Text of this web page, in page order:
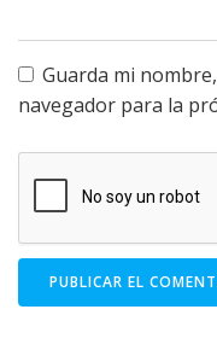
Guarda mi
navegador para la